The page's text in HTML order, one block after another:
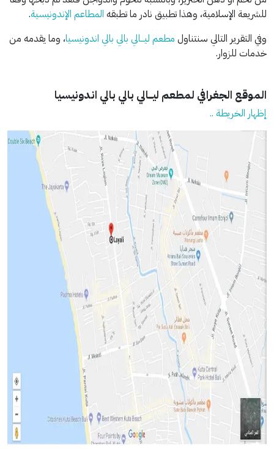
للشريعة الإسلامية، وهذا تطبيق نادر ما تطبقه المطاعم الإندونيسية.
وفي التقرير التالي سنتناول مطعم ليـــالي بالي بالي اندونيسيا، وما يقدمه من
خدمات للزوار.
الموقع الجغرافي لمطعم ليـــالي بالي بالي اندونيسيا
إظهار الخريطة ..